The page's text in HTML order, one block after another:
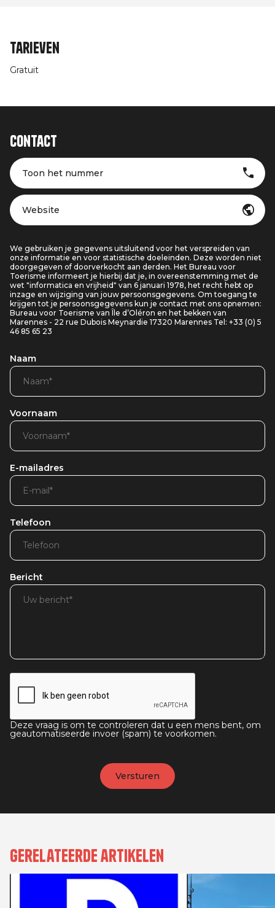
Tarieven
Gratuit
Contact
Toon het nummer
Website
We gebruiken je gegevens uitsluitend voor het verspreiden van
onze informatie en voor statistische doeleinden. Deze worden niet
doorgegeven of doorverkocht aan derden. Het Bureau voor
Toerisme informeert je hierbij dat je, in overeenstemming met de
wet "informatica en vrijheid" van 6 januari 1978, het recht hebt op
inzage en wijziging van jouw persoonsgegevens. Om toegang te
krijgen tot je persoonsgegevens kun je contact met ons opnemen:
Bureau voor Toerisme van Île d’Oléron en het bekken van
Marennes - 22 rue Dubois Meynardie 17320 Marennes Tel: +33 (0) 5
46 85 65 23
Naam
Voornaam
E-mailadres
Telefoon
Bericht
Deze vraag is om te controleren dat u een mens bent, om
geautomatiseerde invoer (spam) te voorkomen.
Gerelateerde artikelen